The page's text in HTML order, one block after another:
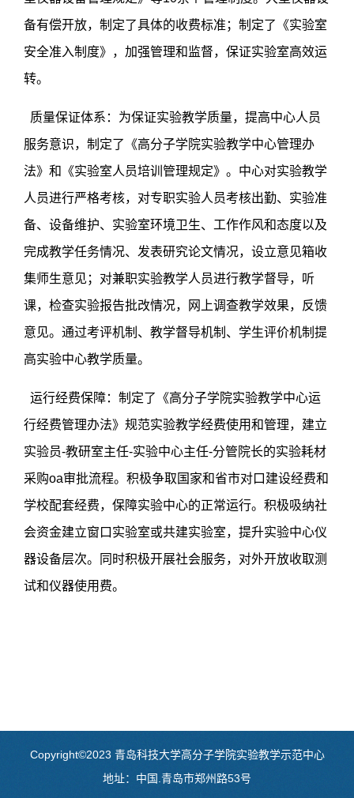
备有偿开放，制定了具体的收费标准；制定了《实验室
安全准入制度》，加强管理和监督，保证实验室高效运
转。
质量保证体系：为保证实验教学质量，提高中心人员
服务意识，制定了《高分子学院实验教学中心管理办
法》和《实验室人员培训管理规定》。中心对实验教学
人员进行严格考核，对专职实验人员考核出勤、实验准
备、设备维护、实验室环境卫生、工作作风和态度以及
完成教学任务情况、发表研究论文情况，设立意见箱收
集师生意见；对兼职实验教学人员进行教学督导，听
课，检查实验报告批改情况，网上调查教学效果，反馈
意见。通过考评机制、教学督导机制、学生评价机制提
高实验中心教学质量。
运行经费保障：制定了《高分子学院实验教学中心运
行经费管理办法》规范实验教学经费使用和管理，建立
实验员-教研室主任-实验中心主任-分管院长的实验耗材
采购oa审批流程。积极争取国家和省市对口建设经费和
学校配套经费，保障实验中心的正常运行。积极吸纳社
会资金建立窗口实验室或共建实验室，提升实验中心仪
器设备层次。同时积极开展社会服务，对外开放收取测
试和仪器使用费。
Copyright©2023 青岛科技大学高分子学院实验教学示范中心
地址：中国.青岛市郑州路53号